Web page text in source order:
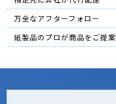
万全なアフターフォロー
紙製品のプロが商品をご提案